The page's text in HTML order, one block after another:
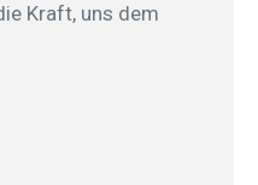
Kraft, uns dem